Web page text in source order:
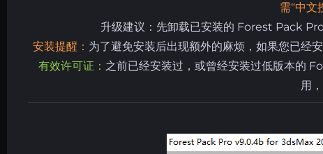
需“中文
升级建议：先卸载已安装的 Forest Pack
安装提醒： 为了避免安装后出现额外的麻烦，如果您已经
有效许可证： 之前已经安装过，或曾经安装过低版本的
用